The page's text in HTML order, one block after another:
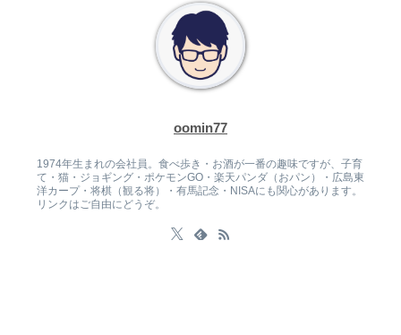
oomin77
1974年生まれの会社員。食べ歩き・お酒が一番の趣味ですが、子育
て・猫・ジョギング・ポケモンGO・楽天パンダ（おパン）・広島東
洋カープ・将棋（観る将）・有馬記念・NISAにも関心があります。
リンクはご自由にどうぞ。